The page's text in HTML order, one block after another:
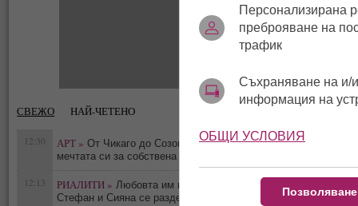
СВЕЖО НАЙ-ЧЕТЕНО
12:30 АРТ » От Чикаго до Созопол: Лина Григорова сбъдна
мечтата си за собствена галерия
12:13 РИАЛИТИ » Любовта им приключи! Брадърите
Стефан и Сияна се разделиха с гръм и трясък
Персонализирана
преброяване на
трафик
Съхраняване на и/
информация на
ОБЩИ УСЛОВИЯ